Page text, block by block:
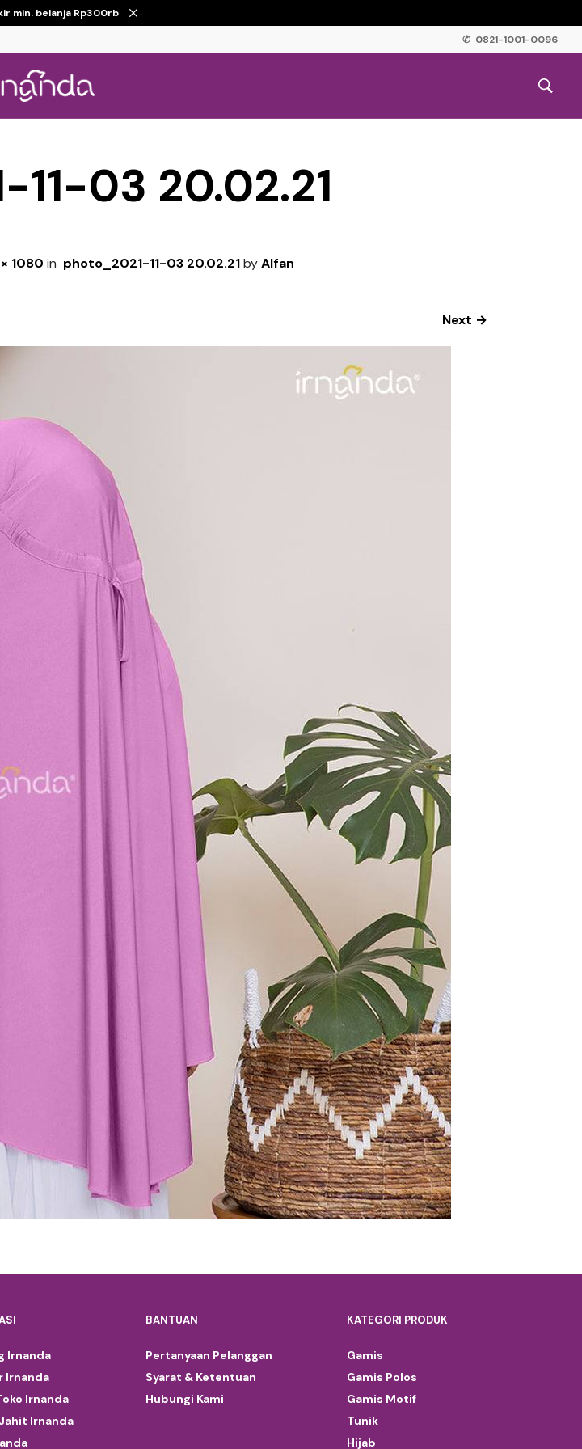
min. belanja Rp300rb
✆ 0821-1001-0096
03 20.02.21
1080 in photo_2021-11-03 20.02.21byAlfan
Next →
Irnanda
Irnanda
Irnanda
Irnanda
BANTUAN
Pertanyaan Pelanggan
Syarat & Ketentuan
Hubungi Kami
KATEGORI PRODUK
Gamis
Gamis Polos
Gamis Motif
Tunik
Hijab